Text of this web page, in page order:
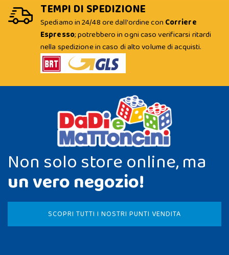
TEMPI DI SPEDIZIONE
Spediamo in 24/48 ore dall'ordine con Corriere
Espresso; potrebbero in ogni caso verificarsi ritardi
nella spedizione in caso di alto volume di acquisti.
Non solo store online, ma
un vero negozio!
SCOPRI TUTTI I NOSTRI PUNTI VENDITA